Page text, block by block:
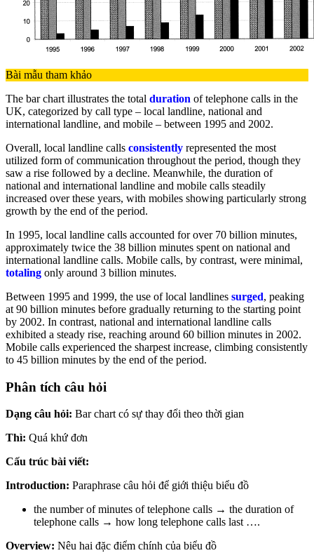
Bài mẫu tham khảo
The bar chart illustrates the total duration of telephone calls in the
UK, categorized by call type – local landline, national and
international landline, and mobile – between 1995 and 2002.
Overall, local landline calls consistently represented the most
utilized form of communication throughout the period, though they
saw a rise followed by a decline. Meanwhile, the duration of
national and international landline and mobile calls steadily
increased over these years, with mobiles showing particularly strong
growth by the end of the period.
In 1995, local landline calls accounted for over 70 billion minutes,
approximately twice the 38 billion minutes spent on national and
international landline calls. Mobile calls, by contrast, were minimal,
totaling only around 3 billion minutes.
Between 1995 and 1999, the use of local landlines surged, peaking
at 90 billion minutes before gradually returning to the starting point
by 2002. In contrast, national and international landline calls
exhibited a steady rise, reaching around 60 billion minutes in 2002.
Mobile calls experienced the sharpest increase, climbing consistently
to 45 billion minutes by the end of the period.
Phân tích câu hỏi
Dạng câu hỏi: Bar chart có sự thay đổi theo thời gian
Thì: Quá khứ đơn
Cấu trúc bài viết:
Introduction: Paraphrase câu hỏi để giới thiệu biểu đồ
the number of minutes of telephone calls → the duration of
telephone calls → how long telephone calls last ….
Overview: Nêu hai đặc điểm chính của biểu đồ